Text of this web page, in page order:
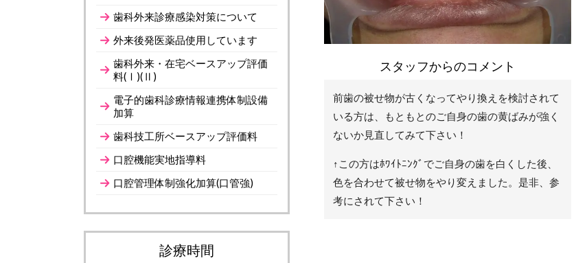
スタッフからのコメント
前歯の被せ物が古くなってやり換えを検討されて
いる方は、もともとのご自身の歯の黄ばみが強く
ないか見直してみて下さい！
↑この方はﾎﾜｲﾄﾆﾝｸﾞでご自身の歯を白くした後、
色を合わせて被せ物をやり変えました。是非、参
考にされて下さい！
歯科外来診療感染対策について
外来後発医薬品使用しています
歯科外来・在宅ベースアップ評価
料(Ⅰ)(Ⅱ)
電子的歯科診療情報連携体制設備
加算
歯科技工所ベースアップ評価料
口腔機能実地指導料
口腔管理体制強化加算(口管強)
診療時間